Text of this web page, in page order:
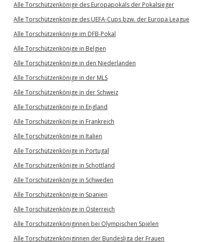
Alle Torschützenkönige des Europapokals der Pokalsieger
Alle Torschützenkönige des UEFA-Cups bzw. der Europa League
Alle Torschützenkönige im DFB-Pokal
Alle Torschützenkönige in Belgien
Alle Torschützenkönige in den Niederlanden
Alle Torschützenkönige in der MLS
Alle Torschützenkönige in der Schweiz
Alle Torschützenkönige in England
Alle Torschützenkönige in Frankreich
Alle Torschützenkönige in Italien
Alle Torschützenkönige in Portugal
Alle Torschützenkönige in Schottland
Alle Torschützenkönige in Schweden
Alle Torschützenkönige in Spanien
Alle Torschützenkönige in Österreich
Alle Torschützenköniginnen bei Olympischen Spielen
Alle Torschützenköniginnen der Bundesliga der Frauen